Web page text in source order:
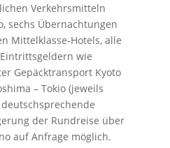
Verkehrsmitteln
sechs Übernachtungen
Mittelklasse-Hotels, alle
wie
Gepäcktransport Kyoto
– Tokio (jeweils
der Rundreise über
auf Anfrage möglich.